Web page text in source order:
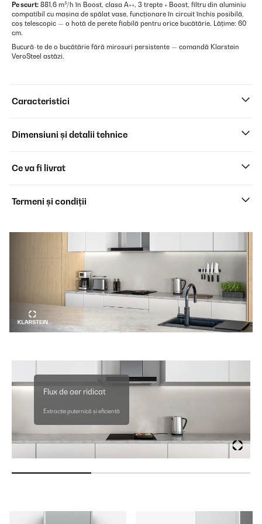
Pe scurt: 881,6 m³/h în Boost, clasa A++, 3 trepte + Boost, filtru din aluminiu
compatibil cu mașina de spălat vase, funcționare în circuit închis posibilă,
coș telescopic — o hotă de perete fiabilă pentru orice bucătărie. Lățime: 60
cm.
Bucură-te de o bucătărie fără mirosuri persistente — comandă Klarstein
VeroSteel astăzi.
Caracteristici
Dimensiuni și detalii tehnice
Ce va fi livrat
Termeni și condiții
Flux de aer ridicat
Extracție puternică și eficientă